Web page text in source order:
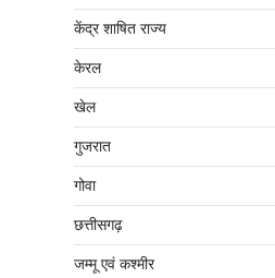
केंद्र शाषित राज्य
केरल
खेल
गुजरात
गोवा
छत्तीसगढ़
जम्‍मू एवं कश्‍मीर